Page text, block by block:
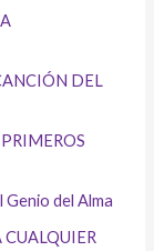
DEL
del Alma